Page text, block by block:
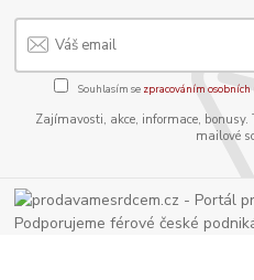
Souhlasím se zpracováním osobních
Zajímavosti, akce, informace, bonusy.
mailové